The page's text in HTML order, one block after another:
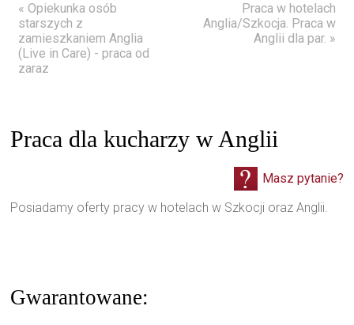
« Opiekunka osób
starszych z
zamieszkaniem Anglia
(Live in Care) - praca od
zaraz
Praca w hotelach
Anglia/Szkocja. Praca w
Anglii dla par. »
Praca dla kucharzy w Anglii
Masz pytanie?
Posiadamy oferty pracy w hotelach w Szkocji oraz Anglii.
Gwarantowane: